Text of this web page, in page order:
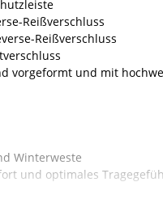
Reißverschluss
Reißverschluss
vorgeformt und mit
Winterweste
und optimales